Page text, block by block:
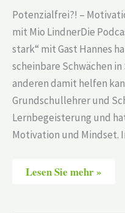
Potenzialfrei?! –
mit Mio LindnerDie
stark“ mit Gast Hannes
scheinbare Schwächen
anderen damit helfen
Grundschullehrer und
Lernbegeisterung und
Motivation und Mindset.
Lesen Sie mehr »